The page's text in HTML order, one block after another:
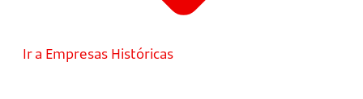
Ir a Empresas Históricas